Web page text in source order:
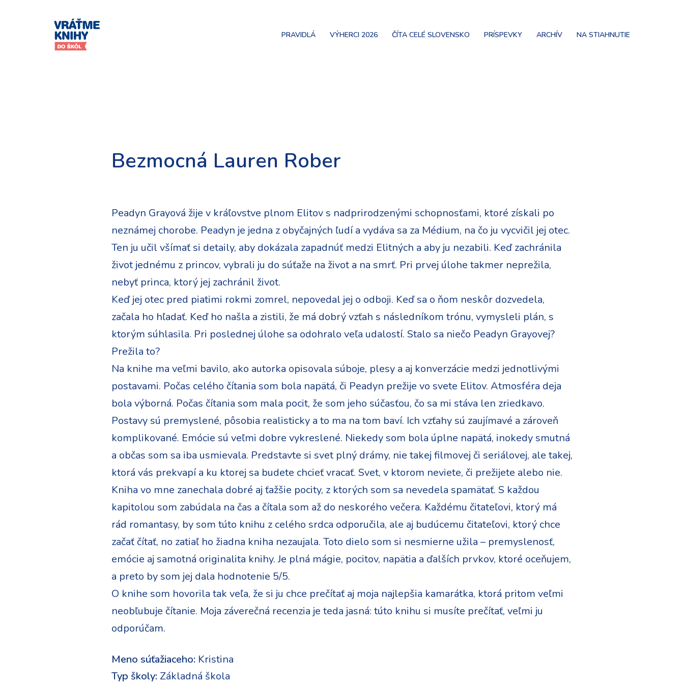
PRAVIDLÁ VÝHERCI 2026 ČÍTA CELÉ SLOVENSKO PRÍSPEVKY ARCHÍV NA STIAHNUTIE
Bezmocná Lauren Rober
Peadyn Grayová žije v kráľovstve plnom Elitov s nadprirodzenými schopnosťami, ktoré získali po
neznámej chorobe. Peadyn je jedna z obyčajných ľudí a vydáva sa za Médium, na čo ju vycvičil jej otec.
Ten ju učil všímať si detaily, aby dokázala zapadnúť medzi Elitných a aby ju nezabili. Keď zachránila
život jednému z princov, vybrali ju do súťaže na život a na smrť. Pri prvej úlohe takmer neprežila,
nebyť princa, ktorý jej zachránil život.
Keď jej otec pred piatimi rokmi zomrel, nepovedal jej o odboji. Keď sa o ňom neskôr dozvedela,
začala ho hľadať. Keď ho našla a zistili, že má dobrý vzťah s následníkom trónu, vymysleli plán, s
ktorým súhlasila. Pri poslednej úlohe sa odohralo veľa udalostí. Stalo sa niečo Peadyn Grayovej?
Prežila to?
Na knihe ma veľmi bavilo, ako autorka opisovala súboje, plesy a aj konverzácie medzi jednotlivými
postavami. Počas celého čítania som bola napätá, či Peadyn prežije vo svete Elitov. Atmosféra deja
bola výborná. Počas čítania som mala pocit, že som jeho súčasťou, čo sa mi stáva len zriedkavo.
Postavy sú premyslené, pôsobia realisticky a to ma na tom baví. Ich vzťahy sú zaujímavé a zároveň
komplikované. Emócie sú veľmi dobre vykreslené. Niekedy som bola úplne napätá, inokedy smutná
a občas som sa iba usmievala. Predstavte si svet plný drámy, nie takej filmovej či seriálovej, ale takej,
ktorá vás prekvapí a ku ktorej sa budete chcieť vracať. Svet, v ktorom neviete, či prežijete alebo nie.
Kniha vo mne zanechala dobré aj ťažšie pocity, z ktorých som sa nevedela spamätať. S každou
kapitolou som zabúdala na čas a čítala som až do neskorého večera. Každému čitateľovi, ktorý má
rád romantasy, by som túto knihu z celého srdca odporučila, ale aj budúcemu čitateľovi, ktorý chce
začať čítať, no zatiaľ ho žiadna kniha nezaujala. Toto dielo som si nesmierne užila – premyslenosť,
emócie aj samotná originalita knihy. Je plná mágie, pocitov, napätia a ďalších prvkov, ktoré oceňujem,
a preto by som jej dala hodnotenie 5/5.
O knihe som hovorila tak veľa, že si ju chce prečítať aj moja najlepšia kamarátka, ktorá pritom veľmi
neobľubuje čítanie. Moja záverečná recenzia je teda jasná: túto knihu si musíte prečítať, veľmi ju
odporúčam.
Meno súťažiaceho: Kristina
Typ školy: Základná škola